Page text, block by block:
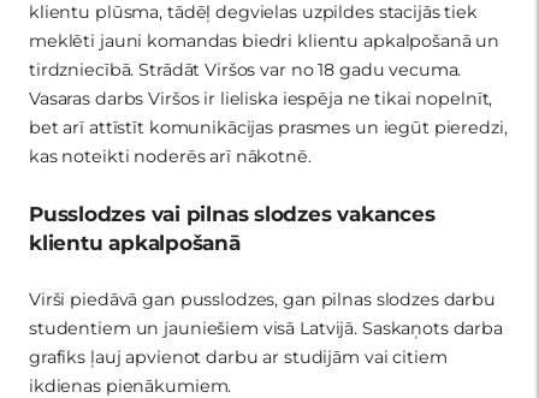
klientu plūsma, tādēļ degvielas uzpildes stacijās tiek
meklēti jauni komandas biedri klientu apkalpošanā un
tirdzniecībā. Strādāt Viršos var no 18 gadu vecuma.
Vasaras darbs Viršos ir lieliska iespēja ne tikai nopelnīt,
bet arī attīstīt komunikācijas prasmes un iegūt pieredzi,
kas noteikti noderēs arī nākotnē.
Pusslodzes vai pilnas slodzes vakances
klientu apkalpošanā
Virši piedāvā gan pusslodzes, gan pilnas slodzes darbu
studentiem un jauniešiem visā Latvijā. Saskaņots darba
grafiks ļauj apvienot darbu ar studijām vai citiem
ikdienas pienākumiem.